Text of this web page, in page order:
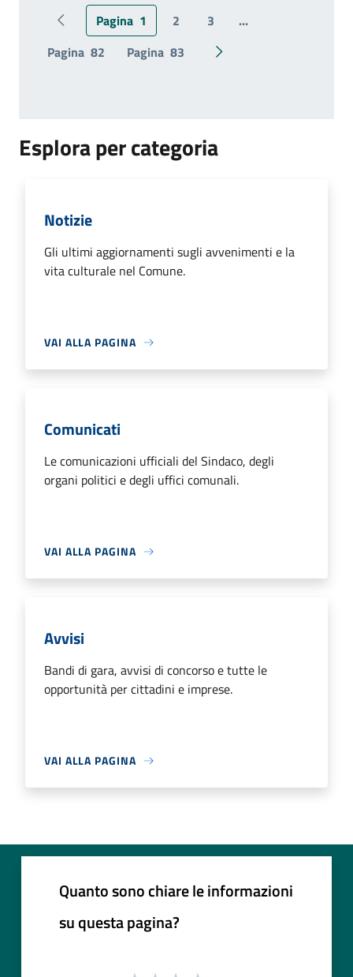
Pagina precedente
Pagina 1 2 3
...
Pagina 82 Pagina 83 Pagina successiva
Esplora per categoria
Notizie
Gli ultimi aggiornamenti sugli avvenimenti e la
vita culturale nel Comune.
VAI ALLA PAGINA
Comunicati
Le comunicazioni ufficiali del Sindaco, degli
organi politici e degli uffici comunali.
VAI ALLA PAGINA
Avvisi
Bandi di gara, avvisi di concorso e tutte le
opportunità per cittadini e imprese.
VAI ALLA PAGINA
Quanto sono chiare le informazioni
su questa pagina?